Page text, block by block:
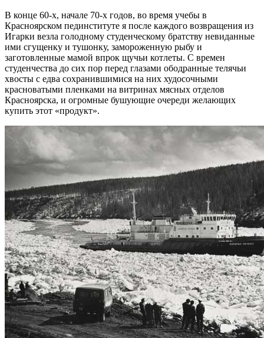
В конце 60-х, начале 70-х годов, во время учебы в
Красноярском пединституте я после каждого возвращения из
Игарки везла голодному студенческому братству невиданные
ими сгущенку и тушонку, замороженную рыбу и
заготовленные мамой впрок щучьи котлеты. С времен
студенчества до сих пор перед глазами ободранные телячьи
хвосты с едва сохранившимися на них худосочными
красноватыми пленками на витринах мясных отделов
Красноярска, и огромные бушующие очереди желающих
купить этот «продукт».